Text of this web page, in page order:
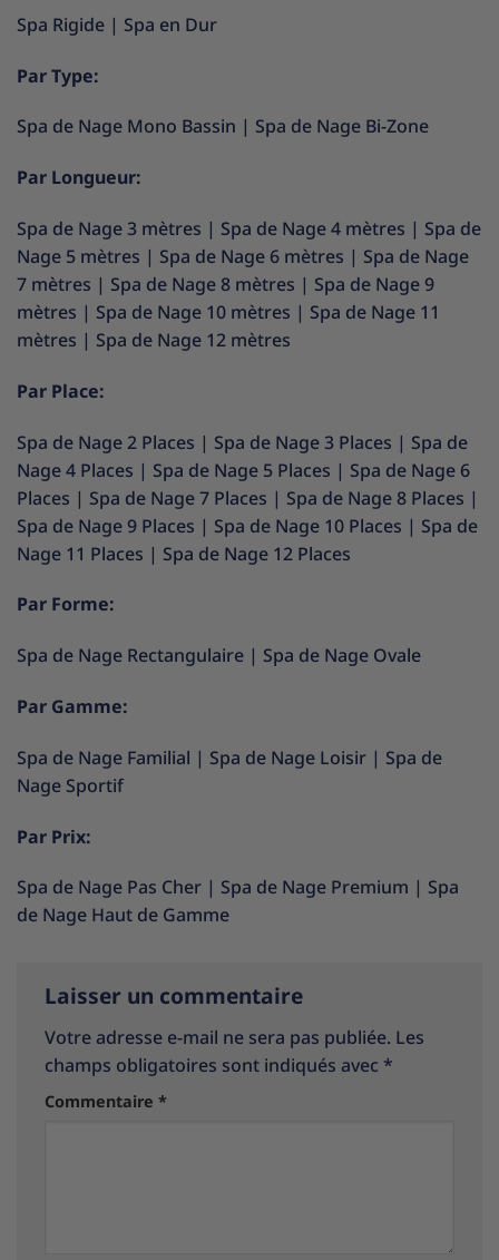
Spa Rigide | Spa en Dur
Par Type:
Spa de Nage Mono Bassin | Spa de Nage Bi-Zone
Par Longueur:
Spa de Nage 3 mètres | Spa de Nage 4 mètres | Spa de
Nage 5 mètres | Spa de Nage 6 mètres | Spa de Nage
7 mètres | Spa de Nage 8 mètres | Spa de Nage 9
mètres | Spa de Nage 10 mètres | Spa de Nage 11
mètres | Spa de Nage 12 mètres
Par Place:
Spa de Nage 2 Places | Spa de Nage 3 Places | Spa de
Nage 4 Places | Spa de Nage 5 Places | Spa de Nage 6
Places | Spa de Nage 7 Places | Spa de Nage 8 Places |
Spa de Nage 9 Places | Spa de Nage 10 Places | Spa de
Nage 11 Places | Spa de Nage 12 Places
Par Forme:
Spa de Nage Rectangulaire | Spa de Nage Ovale
Par Gamme:
Spa de Nage Familial | Spa de Nage Loisir | Spa de
Nage Sportif
Par Prix:
Spa de Nage Pas Cher | Spa de Nage Premium | Spa
de Nage Haut de Gamme
Laisser un commentaire
Votre adresse e-mail ne sera pas publiée. Les
champs obligatoires sont indiqués avec *
Commentaire *